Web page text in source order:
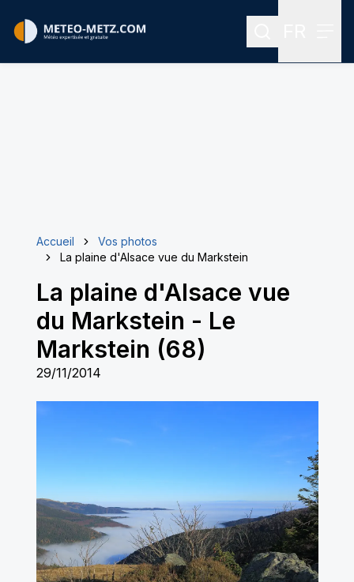
Rechercher
Accueil
Vos photos
La plaine d'Alsace vue du Markstein
La plaine d'Alsace vue
du Markstein - Le
Markstein (68)
29/11/2014